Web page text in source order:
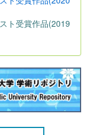
ト受賞作品(2019